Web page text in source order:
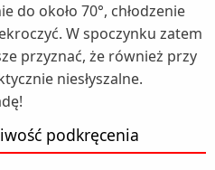
do około 70°, chłodzenie
W spoczynku zatem
przyznać, że również przy
niesłyszalne.
podkręcenia